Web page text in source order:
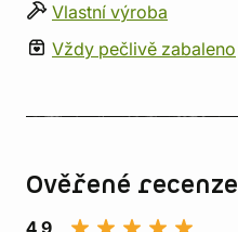
Vlastní výroba
Vždy pečlivě zabaleno
Ověřené recenze
4,9